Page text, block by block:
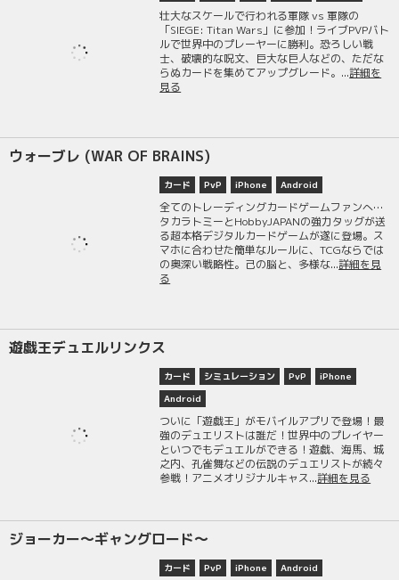
壮大なスケールで行われる軍隊 vs 軍隊の
「SIEGE: Titan Wars」に参加！ライブPVPバト
ルで世界中のプレーヤーに勝利。恐ろしい戦
士、破壊的な呪文、巨大な巨人などの、ただな
らぬカードを集めてアップグレード。...詳細を
見る
ウォーブレ (WAR OF BRAINS)
カード PvP iPhone Android
全てのトレーディングカードゲームファンへ…
タカラトミーとHobbyJAPANの強力タッグが送
る超本格デジタルカードゲームが遂に登場。ス
マホに合わせた簡単なルールに、TCGならでは
の奥深い戦略性。己の脳と、多様な...詳細を見
る
遊戯王デュエルリンクス
カード シミュレーション PvP
iPhone
Android
ついに「遊戯王」がモバイルアプリで登場！最
強のデュエリストは誰だ！世界中のプレイヤー
といつでもデュエルができる！遊戯、海馬、城
之内、孔雀舞などの伝説のデュエリストが続々
参戦！アニメオリジナルキャス...詳細を見る
ジョーカー～ギャングロード～
カード PvP iPhone Android